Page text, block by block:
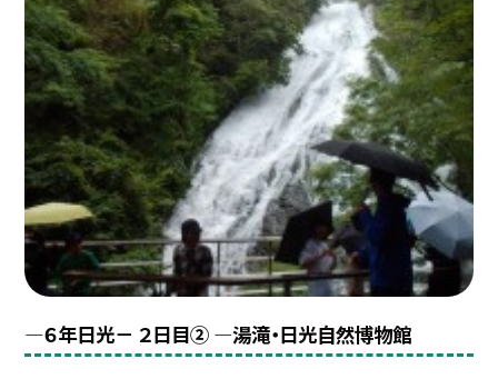
―６年日光－ ２日目② ―湯滝・日光自然博物館